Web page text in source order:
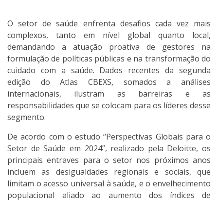
O setor de saúde enfrenta desafios cada vez mais
complexos, tanto em nível global quanto local,
demandando a atuação proativa de gestores na
formulação de políticas públicas e na transformação do
cuidado com a saúde. Dados recentes da segunda
edição do Atlas CBEXS, somados a análises
internacionais, ilustram as barreiras e as
responsabilidades que se colocam para os líderes desse
segmento.
De acordo com o estudo “Perspectivas Globais para o
Setor de Saúde em 2024”, realizado pela Deloitte, os
principais entraves para o setor nos próximos anos
incluem as desigualdades regionais e sociais, que
limitam o acesso universal à saúde, e o envelhecimento
populacional aliado ao aumento dos índices de